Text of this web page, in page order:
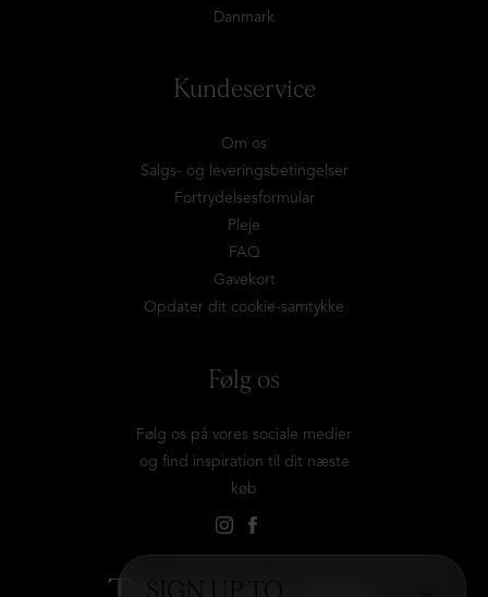
SIGN UP TO
Danmark
Kundeservice
Om os
Salgs- og leveringsbetingelser
Fortrydelsesformular
Pleje
FAQ
Gavekort
Opdater dit cookie-samtykke
Følg os
Følg os på vores sociale medier
og find inspiration til dit næste
køb